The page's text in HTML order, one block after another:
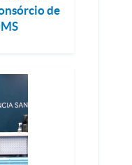
de